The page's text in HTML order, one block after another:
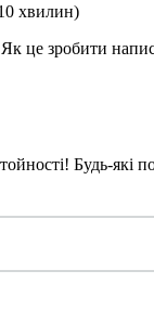
хвилин)
це зробити
Будь-які